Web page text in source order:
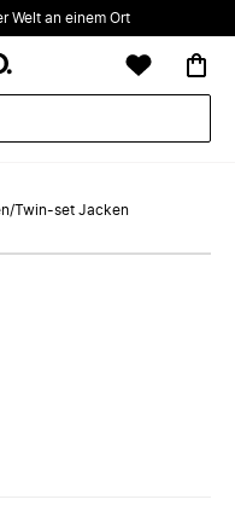
Welt an einem Ort
/Twin-set Jacken